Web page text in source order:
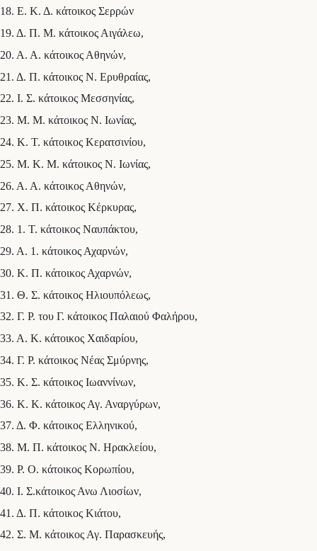
18. Ε. Κ. Δ. κάτοικος Σερρών
19. Δ. Π. Μ. κάτοικος Αιγάλεω,
20. Α. Α. κάτοικος Αθηνών,
21. Δ. Π. κάτοικος Ν. Ερυθραίας,
22. Ι. Σ. κάτοικος Μεσσηνίας,
23. Μ. Μ. κάτοικος Ν. Ιωνίας,
24. Κ. Τ. κάτοικος Κερατσινίου,
25. Μ. Κ. Μ. κάτοικος Ν. Ιωνίας,
26. Α. Α. κάτοικος Αθηνών,
27. Χ. Π. κάτοικος Κέρκυρας,
28. 1. Τ. κάτοικος Ναυπάκτου,
29. Α. 1. κάτοικος Αχαρνών,
30. Κ. Π. κάτοικος Αχαρνών,
31. Θ. Σ. κάτοικος Ηλιουπόλεως,
32. Γ. Ρ. του Γ. κάτοικος Παλαιού Φαλήρου,
33. Α. Κ. κάτοικος Χαιδαρίου,
34. Γ. Ρ. κάτοικος Νέας Σμύρνης,
35. Κ. Σ. κάτοικος Ιωαννίνων,
36. Κ. Κ. κάτοικος Αγ. Αναργύρων,
37. Δ. Φ. κάτοικος Ελληνικού,
38. Μ. Π. κάτοικος Ν. Ηρακλείου,
39. Ρ. Ο. κάτοικος Κορωπίου,
40. Ι. Σ.κάτοικος Ανω Λιοσίων,
41. Δ. Π. κάτοικος Κιάτου,
42. Σ. Μ. κάτοικος Αγ. Παρασκευής,